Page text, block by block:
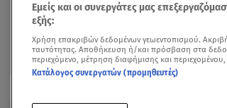
Δείτε περισσότερα άρθρα μας στην
Εμείς και οι συνεργάτες μας
εξής:
Χρήση επακριβών δεδομένων γεωεντοπισμού.
ταυτότητας. Αποθήκευση ή/και πρόσβαση στα
περιεχόμενο, μέτρηση διαφήμισης και
Κατάλογος συνεργατών (προμηθευτές)